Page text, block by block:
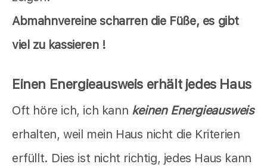
Abmahnvereine scharren die Füße, es gibt
viel zu kassieren !
Einen Energieausweis erhält jedes Haus
Oft höre ich, ich kann keinen Energieausweis
erhalten, weil mein Haus nicht die Kriterien
erfüllt. Dies ist nicht richtig, jedes Haus kann